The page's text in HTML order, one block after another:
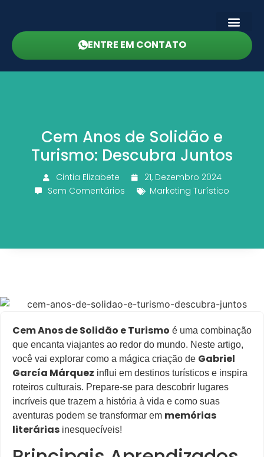
ENTRE EM CONTATO
Cem Anos de Solidão e
Turismo: Descubra Juntos
Cintia Elizabete
21, Dezembro 2024
Sem Comentários
Marketing Turístico
Cem Anos de Solidão e Turismo é uma combinação
que encanta viajantes ao redor do mundo. Neste artigo,
você vai explorar como a mágica criação de Gabriel
García Márquez influi em destinos turísticos e inspira
roteiros culturais. Prepare-se para descobrir lugares
incríveis que trazem a história à vida e como suas
aventuras podem se transformar em memórias
literárias inesquecíveis!